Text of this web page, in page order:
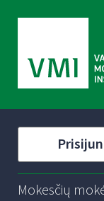
Mokesčių